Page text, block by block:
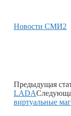
Новости СМИ2
Предыдущая
LADA
виртуальные